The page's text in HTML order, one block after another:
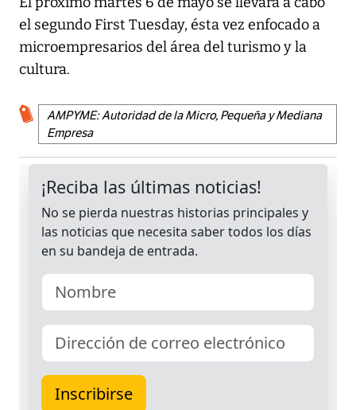
el segundo First Tuesday, ésta vez enfocado a
microempresarios del área del turismo y la
cultura.
AMPYME: Autoridad de la Micro, Pequeña y Mediana
Empresa